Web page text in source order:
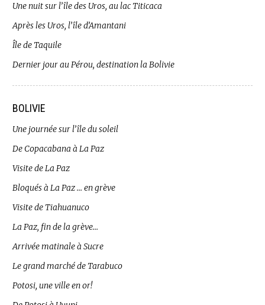
Une nuit sur l’île des Uros, au lac Titicaca
Après les Uros, l’île d’Amantani
Île de Taquile
Dernier jour au Pérou, destination la Bolivie
BOLIVIE
Une journée sur l’île du soleil
De Copacabana à La Paz
Visite de La Paz
Bloqués à La Paz … en grève
Visite de Tiahuanuco
La Paz, fin de la grève…
Arrivée matinale à Sucre
Le grand marché de Tarabuco
Potosi, une ville en or!